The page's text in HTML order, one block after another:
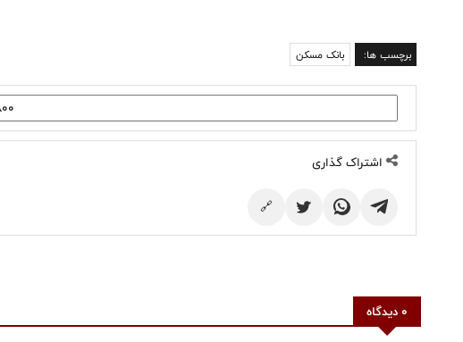
برچسب ها: بانک مسکن
اشتراک گذاری
🔗
0 دیدگاه